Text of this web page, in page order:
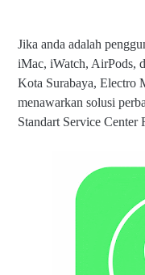
Jika anda adalah
iMac, iWatch, AirPods,
Kota Surabaya, Electro
menawarkan solusi
Standart Service Center